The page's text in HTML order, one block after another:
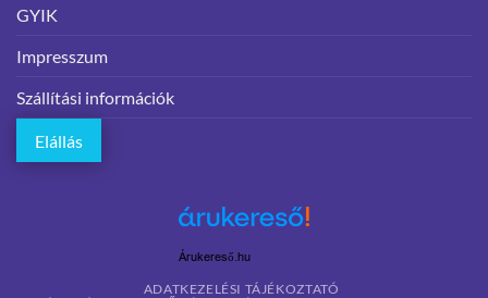
GYIK
Impresszum
Szállítási információk
Elállás
Árukereső.hu
ADATKEZELÉSI TÁJÉKOZTATÓ